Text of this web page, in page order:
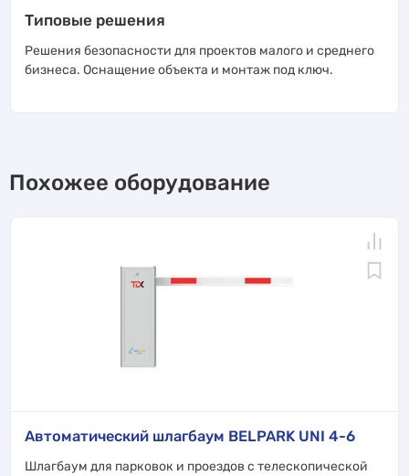
Типовые решения
Решения безопасности для проектов малого и среднего
бизнеса. Оснащение объекта и монтаж под ключ.
Похожее оборудование
Автоматический шлагбаум BELPARK UNI 4-6
Шлагбаум для парковок и проездов с телескопической